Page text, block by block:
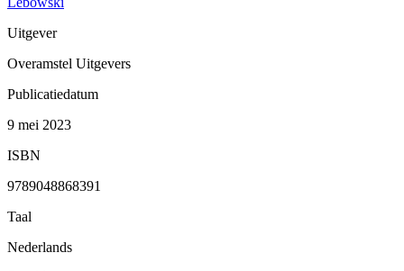
Uitgever
Overamstel Uitgevers
Publicatiedatum
9 mei 2023
ISBN
9789048868391
Taal
Nederlands